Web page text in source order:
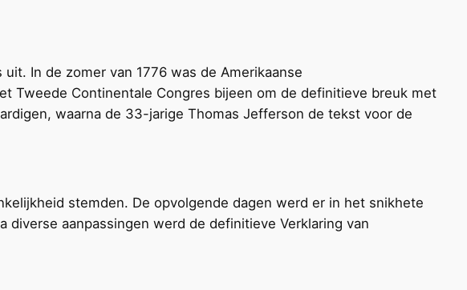
In de zomer van 1776 was de Amerikaanse
Tweede Continentale Congres bijeen om de definitieve breuk met
waarna de 33-jarige Thomas Jefferson de tekst voor de
stemden. De opvolgende dagen werd er in het snikhete
aanpassingen werd de definitieve Verklaring van